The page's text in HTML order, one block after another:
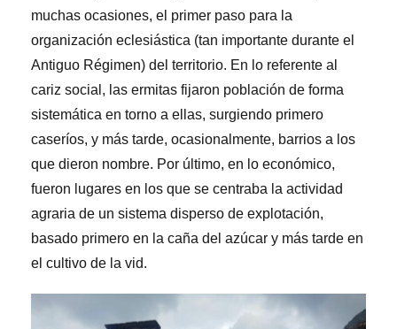
muchas ocasiones, el primer paso para la
organización eclesiástica (tan importante durante el
Antiguo Régimen) del territorio. En lo referente al
cariz social, las ermitas fijaron población de forma
sistemática en torno a ellas, surgiendo primero
caseríos, y más tarde, ocasionalmente, barrios a los
que dieron nombre. Por último, en lo económico,
fueron lugares en los que se centraba la actividad
agraria de un sistema disperso de explotación,
basado primero en la caña del azúcar y más tarde en
el cultivo de la vid.